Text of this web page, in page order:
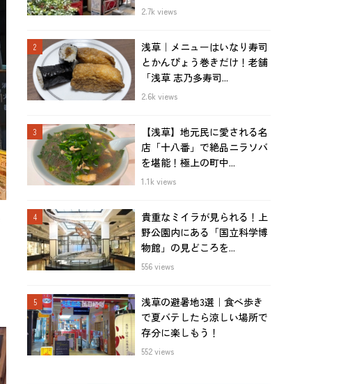
2.7k views
浅草｜メニューはいなり寿司
とかんぴょう巻きだけ！老舗
「浅草 志乃多寿司...
2.6k views
【浅草】地元民に愛される名
店「十八番」で絶品ニラソバ
を堪能！極上の町中...
1.1k views
貴重なミイラが見られる！上
野公園内にある「国立科学博
物館」の見どころを...
556 views
浅草の避暑地3選｜食べ歩き
で夏バテしたら涼しい場所で
存分に楽しもう！
552 views